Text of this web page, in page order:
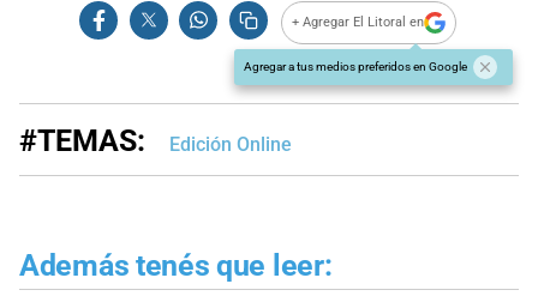
+ Agregar El Litoral en
Agregar a tus medios preferidos en Google
#TEMAS: Edición Online
Además tenés que leer: